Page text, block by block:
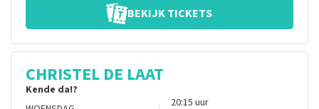
BEKIJK TICKETS
CHRISTEL DE LAAT
Kende da!?
20:15 uur